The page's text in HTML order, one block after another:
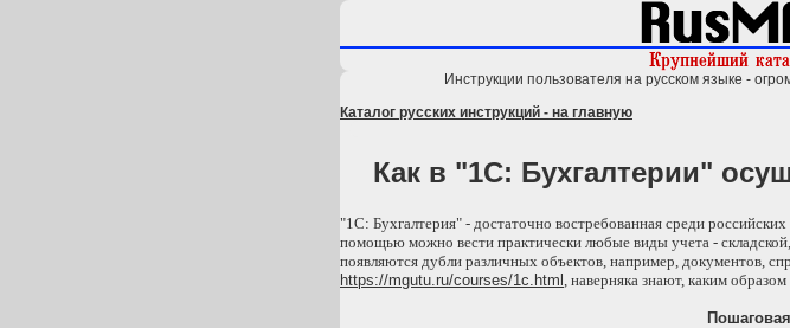
Инструкции пользователя на русском языке -
Каталог русских инструкций - на главную
Как в "1С: Бухгалтерии"
"1С: Бухгалтерия" - достаточно востребованная среди
помощью можно вести практически любые виды учета -
появляются дубли различных объектов, например, документов,
https://mgutu.ru/courses/1c.html , наверняка знают, каким